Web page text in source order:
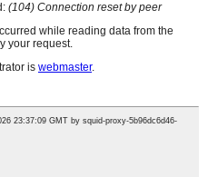
ഉള്ള അന്വേഷണങ്ങൾക്ക്,
ഞങ്ങൾക്ക് അയയ്ക്കുക,
ബന്ധപ്പെടും.
വ്യവസായ കേന്ദ്രം,